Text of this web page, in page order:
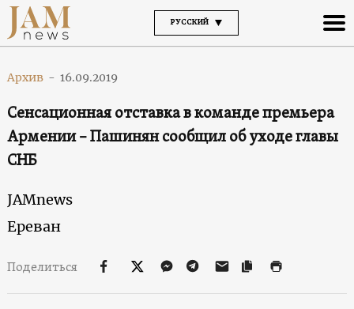
РУССКИЙ
Архив - 16.09.2019
Сенсационная отставка в команде премьера
Армении – Пашинян сообщил об уходе главы
СНБ
JAMnews
Ереван
Поделиться